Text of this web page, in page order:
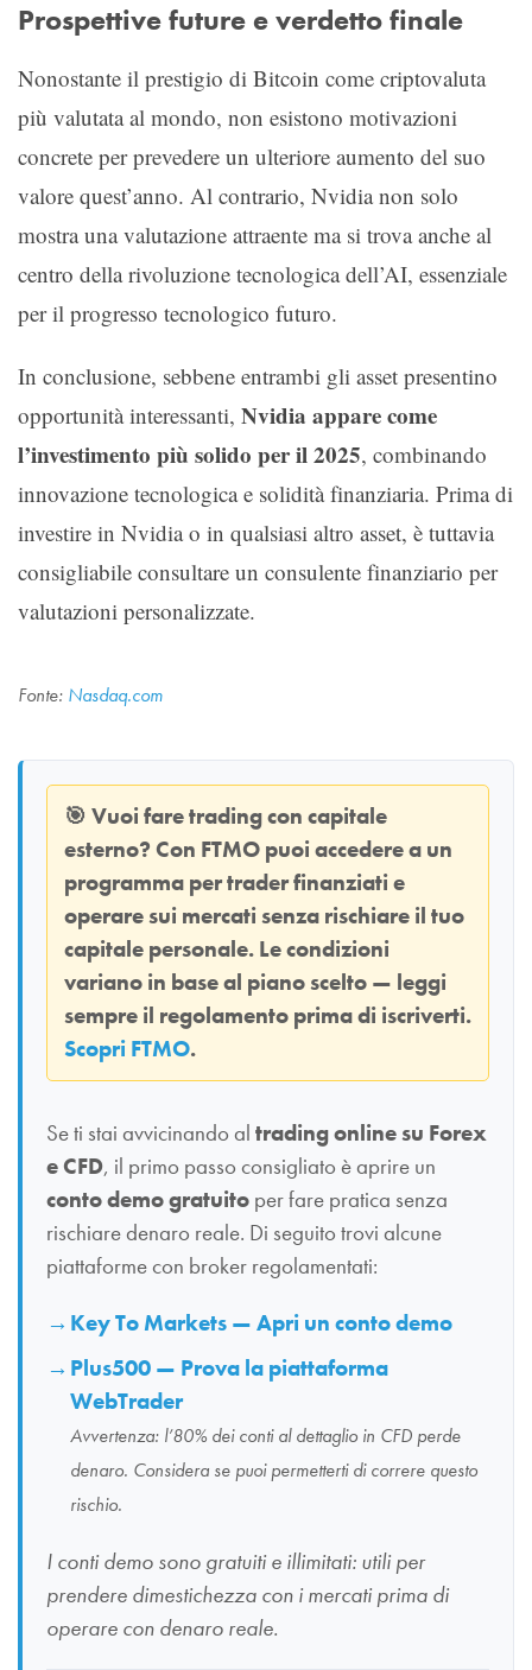
Prospettive future e verdetto finale
Nonostante il prestigio di Bitcoin come criptovaluta
più valutata al mondo, non esistono motivazioni
concrete per prevedere un ulteriore aumento del suo
valore quest’anno. Al contrario, Nvidia non solo
mostra una valutazione attraente ma si trova anche al
centro della rivoluzione tecnologica dell’AI, essenziale
per il progresso tecnologico futuro.
In conclusione, sebbene entrambi gli asset presentino
opportunità interessanti, Nvidia appare come
l’investimento più solido per il 2025, combinando
innovazione tecnologica e solidità finanziaria. Prima di
investire in Nvidia o in qualsiasi altro asset, è tuttavia
consigliabile consultare un consulente finanziario per
valutazioni personalizzate.
Fonte: Nasdaq.com
🎯 Vuoi fare trading con capitale
esterno? Con FTMO puoi accedere a un
programma per trader finanziati e
operare sui mercati senza rischiare il tuo
capitale personale. Le condizioni
variano in base al piano scelto — leggi
sempre il regolamento prima di iscriverti.
Scopri FTMO.
Se ti stai avvicinando al trading online su Forex
e CFD, il primo passo consigliato è aprire un
conto demo gratuito per fare pratica senza
rischiare denaro reale. Di seguito trovi alcune
piattaforme con broker regolamentati:
Key To Markets — Apri un conto demo
Plus500 — Prova la piattaforma
WebTrader
Avvertenza: l’80% dei conti al dettaglio in CFD perde
denaro. Considera se puoi permetterti di correre questo
rischio.
I conti demo sono gratuiti e illimitati: utili per
prendere dimestichezza con i mercati prima di
operare con denaro reale.